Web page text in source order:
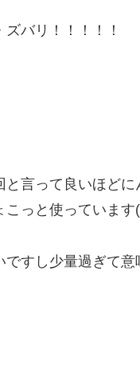
バリ！！！！！
言って良いほど
っと使っています
すし少量過ぎて